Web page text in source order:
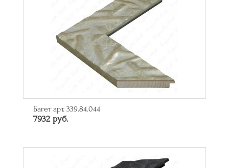
Багет арт. 339.84.044
7932 руб.